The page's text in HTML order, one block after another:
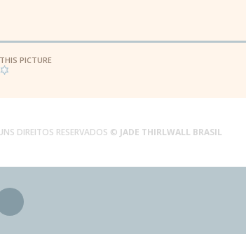
PICTURE
DIREITOS RESERVADOS © JADE THIRLWALL BRASIL